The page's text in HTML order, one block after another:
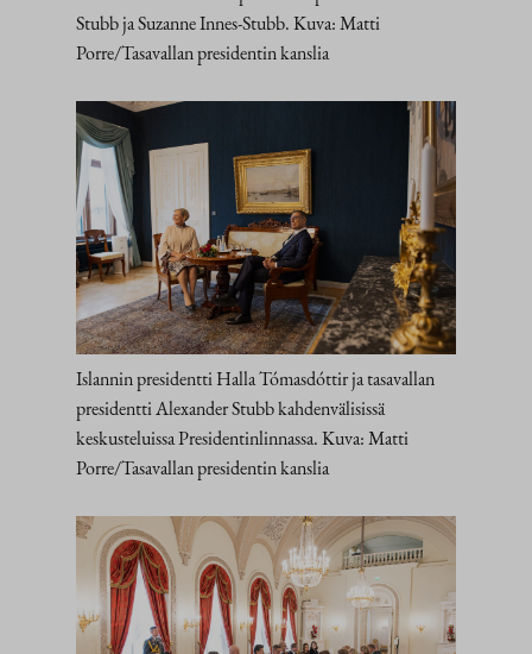
Stubb ja Suzanne Innes-Stubb. Kuva: Matti
Porre/Tasavallan presidentin kanslia
Islannin presidentti Halla Tómasdóttir ja tasavallan
presidentti Alexander Stubb kahdenvälisissä
keskusteluissa Presidentinlinnassa. Kuva: Matti
Porre/Tasavallan presidentin kanslia